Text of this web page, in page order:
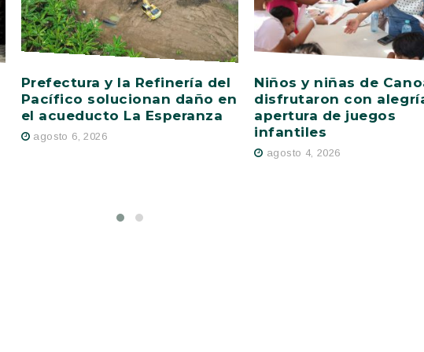
Prefectura y la Refinería del
Pacífico solucionan daño en
el acueducto La Esperanza
agosto 6, 2026
Niños y niñas de
disfrutaron con
apertura de juegos
infantiles
agosto 4, 2026